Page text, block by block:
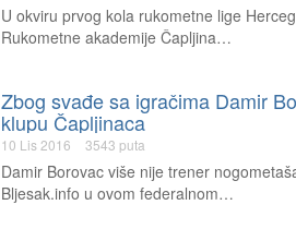
U okviru prvog kola rukometne lige
Rukometne akademije Čapljina…
Zbog svađe sa igračima Damir
klupu Čapljinaca
10 Lis 2016 3543 puta
Damir Borovac više nije trener
Bljesak.info u ovom federalnom…